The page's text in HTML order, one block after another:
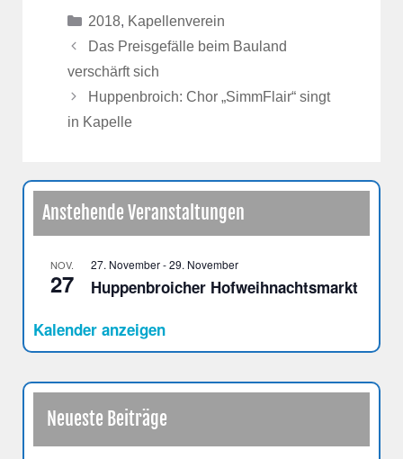
Kategorien
2018, Kapellenverein
Das Preisgefälle beim Bauland
verschärft sich
Huppenbroich: Chor „SimmFlair“ singt
in Kapelle
Anstehende Veranstaltungen
NOV.
27
27. November-29. November
Huppenbroicher Hofweihnachtsmarkt
Kalender anzeigen
Neueste Beiträge